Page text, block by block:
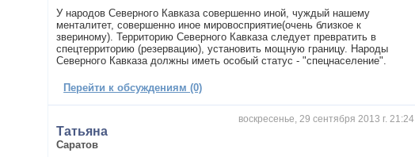
У народов Северного Кавказа совершенно иной, чуждый нашему
менталитет, совершенно иное мировосприятие(очень близкое к
звериному). Территорию Северного Кавказа следует превратить в
спецтерриторию (резервацию), установить мощную границу. Народы
Северного Кавказа должны иметь особый статус - "спецнаселение".
Перейти к обсуждениям (0)
воскресенье, 29 сентября 2013 г. 21:24
Татьяна
Саратов